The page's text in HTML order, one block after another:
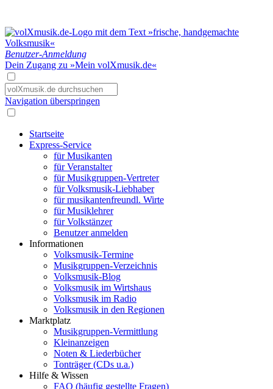
Benutzer-Anmeldung
Dein Zugang zu »Mein volXmusik.de«
Navigation überspringen
Startseite
Express-Service
für Musikanten
für Veranstalter
für Musikgruppen-Vertreter
für Volksmusik-Liebhaber
für musikantenfreundl. Wirte
für Musiklehrer
für Volkstänzer
Benutzer anmelden
Informationen
Volksmusik-Termine
Musikgruppen-Verzeichnis
Volksmusik-Blog
Volksmusik im Wirtshaus
Volksmusik im Radio
Volksmusik in den Regionen
Marktplatz
Musikgruppen-Vermittlung
Kleinanzeigen
Noten & Liederbücher
Tonträger (CDs u.a.)
Hilfe & Wissen
FAQ (häufig gestellte Fragen)